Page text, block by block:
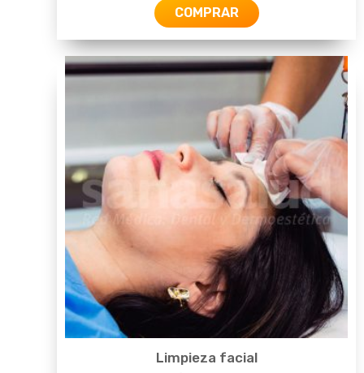
COMPRAR
Limpieza facial